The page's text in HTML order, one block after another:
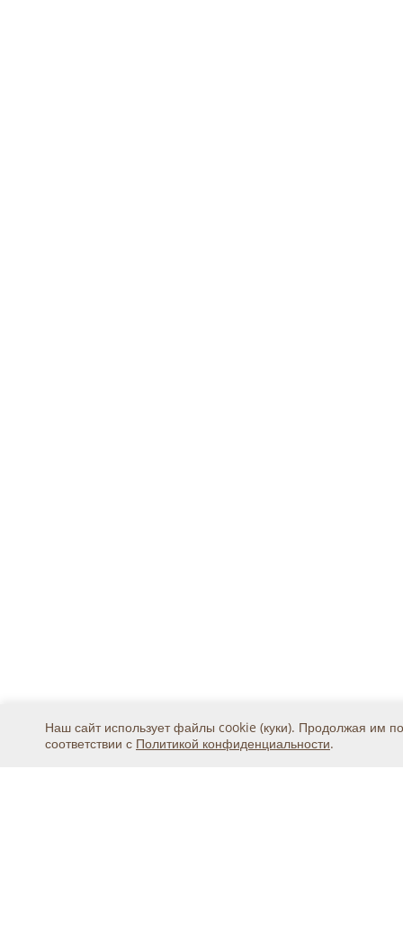
Наш сайт использует файлы cookie (куки). Продолжая им
соответствии с Политикой конфиденциальности.